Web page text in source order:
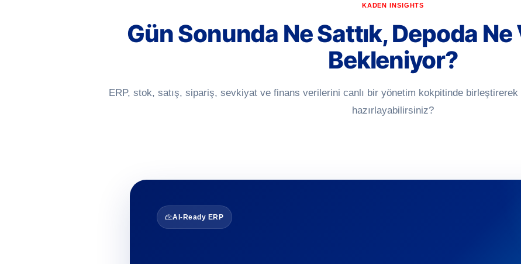
KADEN INSIGHTS
Gün Sonunda Ne Sattık, Depoda Ne
Bekleniyor?
ERP, stok, satış, sipariş, sevkiyat ve finans verilerini canlı bir yönetim kokpitinde birleştirerek
hazırlayabilirsiniz?
AI-Ready ERP